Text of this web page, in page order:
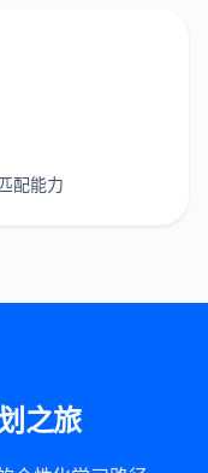
配能力
之旅